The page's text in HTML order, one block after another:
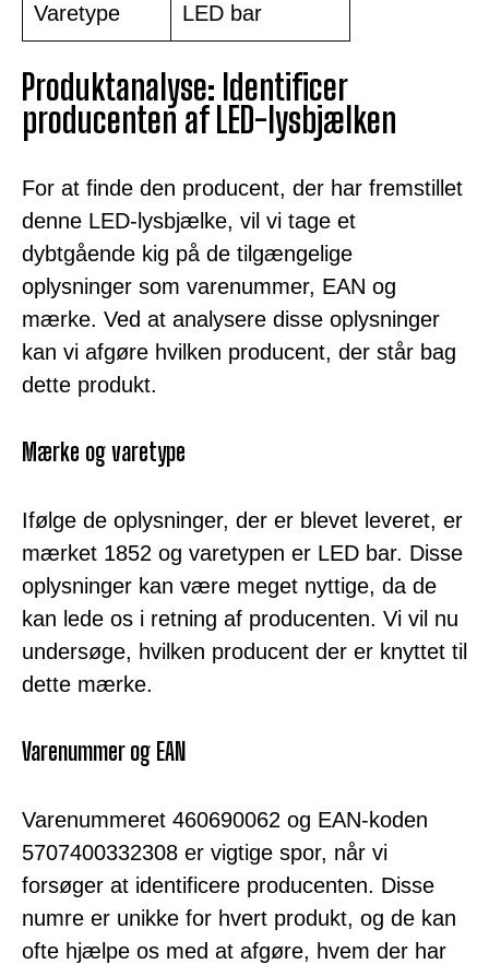
Varetype LED bar
Produktanalyse: Identificer
producenten af LED-lysbjælken
For at finde den producent, der har fremstillet
denne LED-lysbjælke, vil vi tage et
dybtgående kig på de tilgængelige
oplysninger som varenummer, EAN og
mærke. Ved at analysere disse oplysninger
kan vi afgøre hvilken producent, der står bag
dette produkt.
Mærke og varetype
Ifølge de oplysninger, der er blevet leveret, er
mærket 1852 og varetypen er LED bar. Disse
oplysninger kan være meget nyttige, da de
kan lede os i retning af producenten. Vi vil nu
undersøge, hvilken producent der er knyttet til
dette mærke.
Varenummer og EAN
Varenummeret 460690062 og EAN-koden
5707400332308 er vigtige spor, når vi
forsøger at identificere producenten. Disse
numre er unikke for hvert produkt, og de kan
ofte hjælpe os med at afgøre, hvem der har